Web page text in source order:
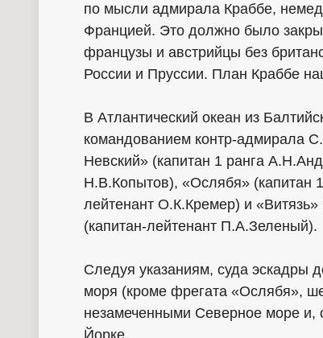
по мысли адмирала Краббе,
Францией. Это должно было
французы и австрийцы без
России и Пруссии. План Краббе
В Атлантический океан из
командованием контр-адмирала
Невский» (капитан 1 ранга
Н.В.Копытов), «Ослябя» (капитан
лейтенант О.К.Кремер) и
(капитан-лейтенант П.А.Зеленый).
Следуя указаниям, суда эскадры
моря (кроме фрегата «Ослябя»,
незамеченными Северное море и,
Йорке.